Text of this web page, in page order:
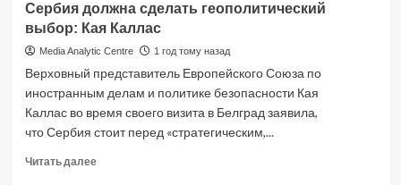
EPC
превратилось
в
форум
общеевропейского
политического
диалога
уровне
Сербия должна сделать геополитический
выбор: Кая Каллас
Media Analytic Centre 1 год тому назад
Верховный представитель Европейского Союза по
иностранным делам и политике безопасности Кая
Каллас во время своего визита в Белград заявила,
что Сербия стоит перед «стратегическим,...
Читать далееRead